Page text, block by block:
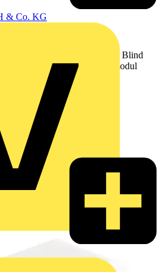
& Co. KG
2DO,3 A,weiß
3 A; ThreadWAGO Home Blind
(3 A) – Unterputz-Funkmodul